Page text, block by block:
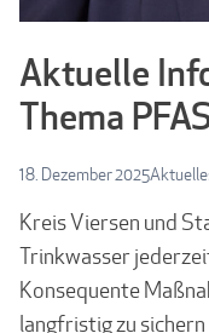
Aktuelle
Thema
18. Dezember 2025
Kreis Viersen und
Trinkwasser
Konsequente
langfristig zu sichern